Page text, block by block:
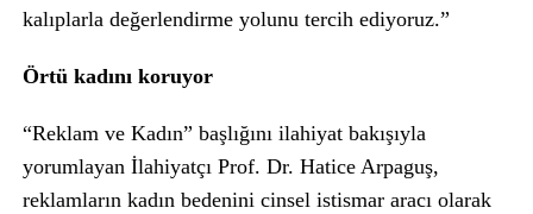
kalıplarla değerlendirme yolunu tercih ediyoruz.”
Örtü kadını koruyor
“Reklam ve Kadın” başlığını ilahiyat bakışıyla
yorumlayan İlahiyatçı Prof. Dr. Hatice Arpaguş,
reklamların kadın bedenini cinsel istismar aracı olarak